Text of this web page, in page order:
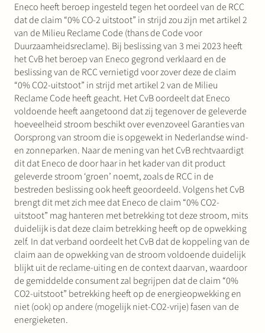
Eneco heeft beroep ingesteld tegen het oordeel van de RCC
dat de claim “0% CO-2 uitstoot” in strijd zou zijn met artikel 2
van de Milieu Reclame Code (thans de Code voor
Duurzaamheidsreclame). Bij beslissing van 3 mei 2023 heeft
het CvB het beroep van Eneco gegrond verklaard en de
beslissing van de RCC vernietigd voor zover deze de claim
“0% CO2-uitstoot” in strijd met artikel 2 van de Milieu
Reclame Code heeft geacht. Het CvB oordeelt dat Eneco
voldoende heeft aangetoond dat zij tegenover de geleverde
hoeveelheid stroom beschikt over evenzoveel Garanties van
Oorsprong van stroom die is opgewekt in Nederlandse wind-
en zonneparken. Naar de mening van het CvB rechtvaardigt
dit dat Eneco de door haar in het kader van dit product
geleverde stroom ‘groen’ noemt, zoals de RCC in de
bestreden beslissing ook heeft geoordeeld. Volgens het CvB
brengt dit met zich mee dat Eneco de claim “0% CO2-
uitstoot” mag hanteren met betrekking tot deze stroom, mits
duidelijk is dat deze claim betrekking heeft op de opwekking
zelf. In dat verband oordeelt het CvB dat de koppeling van de
claim aan de opwekking van de stroom voldoende duidelijk
blijkt uit de reclame-uiting en de context daarvan, waardoor
de gemiddelde consument zal begrijpen dat de claim “0%
CO2-uitstoot” betrekking heeft op de energieopwekking en
niet (ook) op andere (mogelijk niet-CO2-vrije) fasen van de
energieketen.